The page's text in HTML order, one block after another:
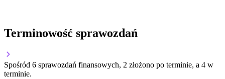
Terminowość sprawozdań
Spośród 6 sprawozdań finansowych, 2 złożono po terminie, a 4 w
terminie.